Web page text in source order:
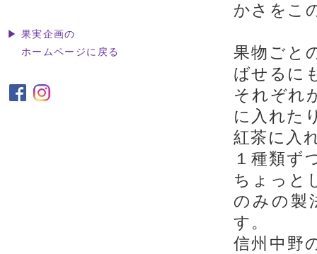
▶ 果実企画の
ホームページに戻る
かさをこ
果物ごと
ばせるに
それぞれ
に入れた
紅茶に入
１種類ず
ちょっと
のみの製
す。
信州中野